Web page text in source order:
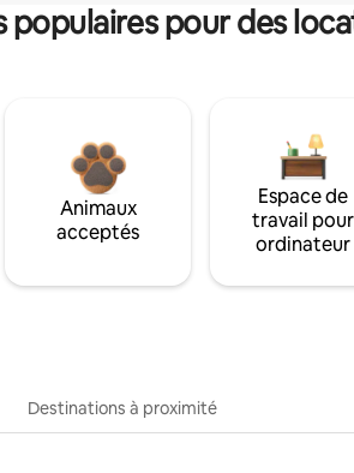
populaires pour des
Animaux
acceptés
Espace de
travail pour
ordinateur
Destinations à proximité